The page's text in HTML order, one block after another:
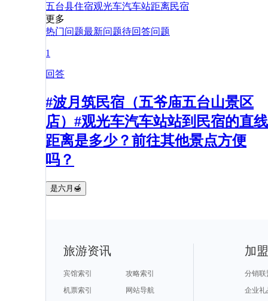
五台县住宿观光车汽车站距离民宿
更多
热门问题最新问题待回答问题
1
回答
#波月筑民宿（五爷庙五台山景区
店）#观光车汽车站站到民宿的直线
距离是多少？前往其他景点方便
吗？
是六月🍯
旅游资讯
宾馆索引
攻略索引
机票索引
网站导航
加
分销联
企业礼